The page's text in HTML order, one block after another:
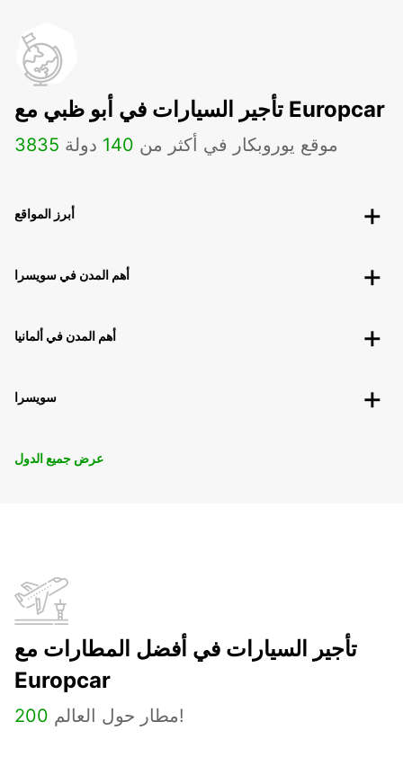
تأجير السيارات في أبو ظبي مع Europcar
3835 موقع يوروبكار في أكثر من 140 دولة
أبرز المواقع
أهم المدن في سويسرا
أهم المدن في ألمانيا
سويسرا
عرض جميع الدول
تأجير السيارات في أفضل المطارات مع
Europcar
200 مطار حول العالم!